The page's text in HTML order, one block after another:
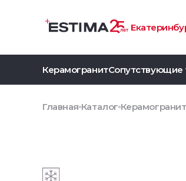
КерамогранитСопутствующие
Главная Каталог Керамогранит